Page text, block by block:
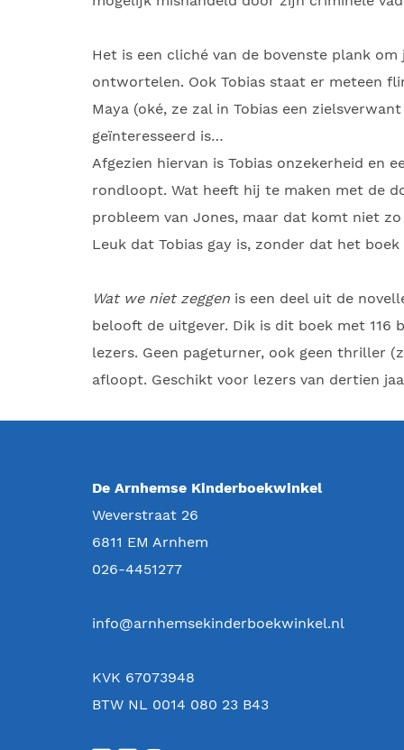
Het is een cliché van de bovenste plank
ontwortelen. Ook Tobias staat er meteen
Maya (oké, ze zal in Tobias een
geïnteresseerd is…
Afgezien hiervan is Tobias onzekerheid en
rondloopt. Wat heeft hij te maken met de
probleem van Jones, maar dat komt niet
Leuk dat Tobias gay is, zonder dat het
Wat we niet zeggen is een deel uit de
belooft de uitgever. Dik is dit boek met 116
lezers. Geen pageturner, ook geen thriller
afloopt. Geschikt voor lezers van dertien
De Arnhemse Kinderboekwinkel
Weverstraat 26
6811 EM Arnhem
026-4451277
info@arnhemsekinderboekwinkel.nl
KVK 67073948
BTW NL 0014 080 23 B43